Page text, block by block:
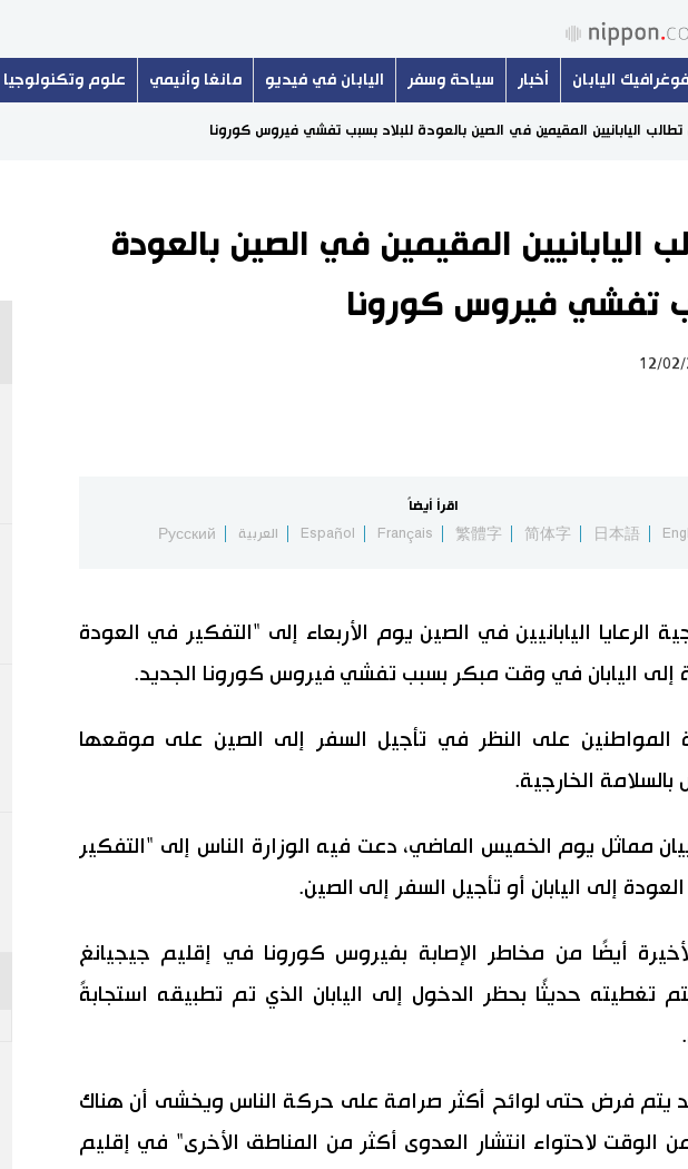
اليابان أخبار سياحة وسفر اليابان في فيديو مانغا وأنيمي علوم وتكنولوجيا
تطالب اليابانيين المقيمين في الصين بالعودة للبلاد بسبب تفشي فيروس كورونا
اليابانيين المقيمين في الصين بالعودة
تفشي فيروس كورونا
12/02/
اقرأ أيضاً
日本語
简体字
繁體字
Français
Español العربية Русский
الرعايا اليابانيين في الصين يوم الأربعاء إلى "التفكير في العودة
إلى اليابان في وقت مبكر بسبب تفشي فيروس كورونا الجديد.
المواطنين على النظر في تأجيل السفر إلى الصين على موقعها
بالسلامة الخارجية.
مماثل يوم الخميس الماضي، دعت فيه الوزارة الناس إلى "التفكير
إلى اليابان أو تأجيل السفر إلى الصين.
أيضًا من مخاطر الإصابة بفيروس كورونا في إقليم جيجيانغ
تغطيته حديثًا بحظر الدخول إلى اليابان الذي تم تطبيقه استجابةً
يتم فرض حتى لوائح أكثر صرامة على حركة الناس ويخشى أن هناك
الوقت لاحتواء انتشار العدوى أكثر من المناطق الأخرى" في إقليم